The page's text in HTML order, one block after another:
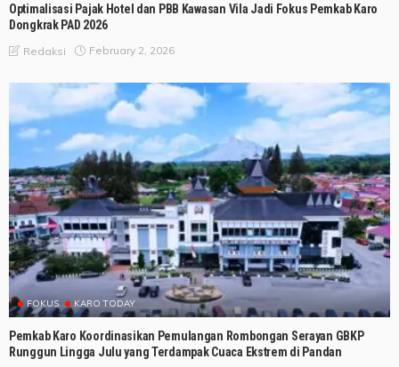
Optimalisasi Pajak Hotel dan PBB Kawasan Vila Jadi Fokus Pemkab Karo
Dongkrak PAD 2026
Redaksi February 2, 2026
FOKUS KARO TODAY
Pemkab Karo Koordinasikan Pemulangan Rombongan Serayan GBKP
Runggun Lingga Julu yang Terdampak Cuaca Ekstrem di Pandan